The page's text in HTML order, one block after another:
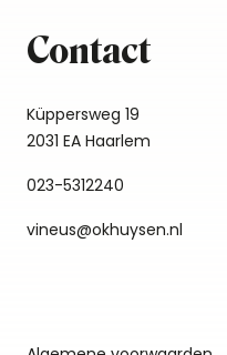
Contact
Küppersweg 19
2031 EA Haarlem
023-5312240
vineus@okhuysen.nl